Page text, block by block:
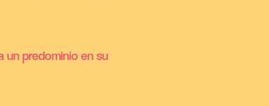
predominio en su